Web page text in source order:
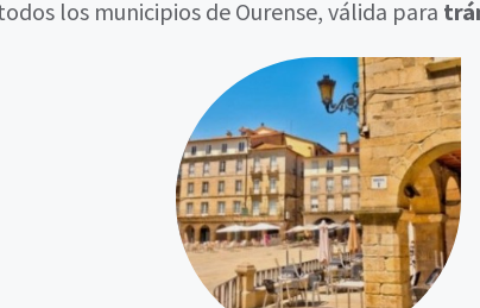
los municipios de Ourense, válida para